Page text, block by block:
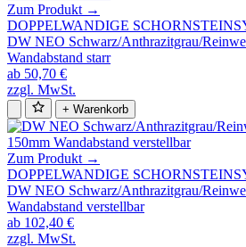
Zum Produkt →
DOPPELWANDIGE
DW NEO Schwarz/Anthrazitgrau/
Wandabstand starr
ab 50,70 €
zzgl. MwSt.
+ Warenkorb
Zum Produkt →
DOPPELWANDIGE
DW NEO Schwarz/Anthrazitgrau/
Wandabstand verstellbar
ab 102,40 €
zzgl. MwSt.